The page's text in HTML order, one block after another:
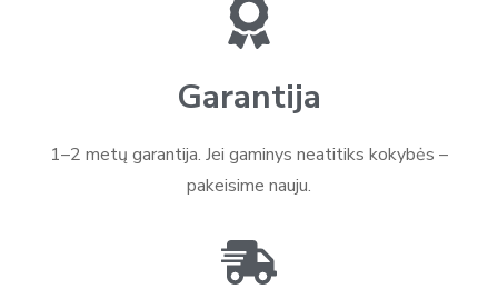
Garantija
1–2 metų garantija. Jei gaminys neatitiks kokybės –
pakeisime nauju.